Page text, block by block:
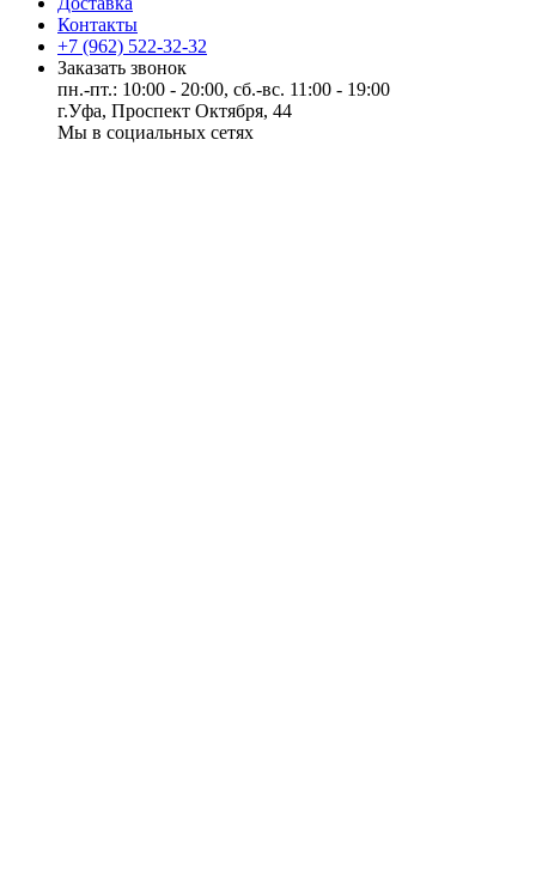
Контакты
+7 (962) 522-32-32
Заказать звонок
пн.-пт.: 10:00 - 20:00, сб.-вс. 11:00 - 19:00
г.Уфа, Проспект Октября, 44
Мы в социальных сетях